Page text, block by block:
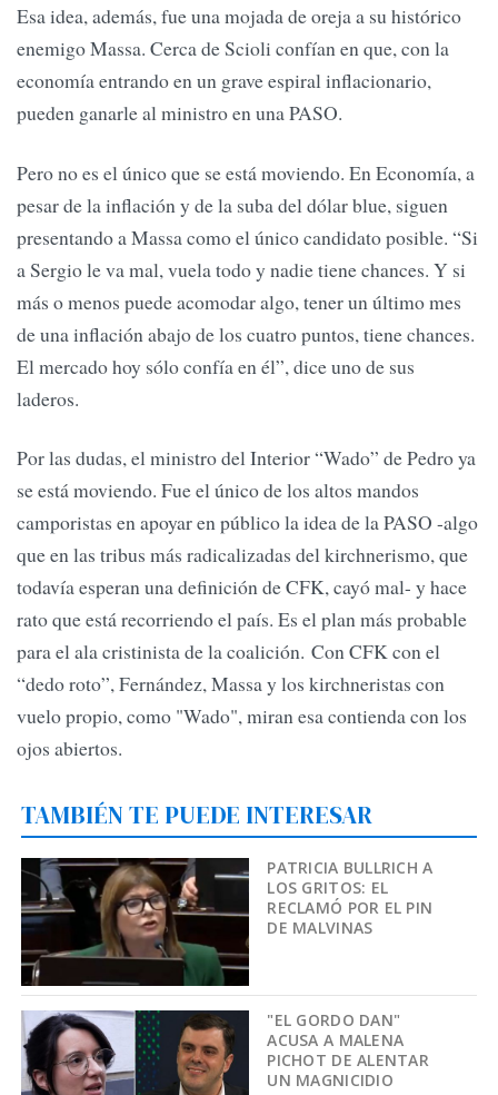
Esa idea, además, fue una mojada de oreja a su histórico
enemigo Massa. Cerca de Scioli confían en que, con la
economía entrando en un grave espiral inflacionario,
pueden ganarle al ministro en una PASO.
Pero no es el único que se está moviendo. En Economía, a
pesar de la inflación y de la suba del dólar blue, siguen
presentando a Massa como el único candidato posible. “Si
a Sergio le va mal, vuela todo y nadie tiene chances. Y si
más o menos puede acomodar algo, tener un último mes
de una inflación abajo de los cuatro puntos, tiene chances.
El mercado hoy sólo confía en él”, dice uno de sus
laderos.
Por las dudas, el ministro del Interior “Wado” de Pedro ya
se está moviendo. Fue el único de los altos mandos
camporistas en apoyar en público la idea de la PASO -algo
que en las tribus más radicalizadas del kirchnerismo, que
todavía esperan una definición de CFK, cayó mal- y hace
rato que está recorriendo el país. Es el plan más probable
para el ala cristinista de la coalición. Con CFK con el
“dedo roto”, Fernández, Massa y los kirchneristas con
vuelo propio, como "Wado", miran esa contienda con los
ojos abiertos.
TAMBIÉN TE PUEDE INTERESAR
PATRICIA BULLRICH A
LOS GRITOS: EL
RECLAMÓ POR EL PIN
DE MALVINAS
"EL GORDO DAN"
ACUSA A MALENA
PICHOT DE ALENTAR
UN MAGNICIDIO